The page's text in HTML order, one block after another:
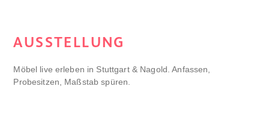
AUSSTELLUNG
Möbel live erleben in Stuttgart & Nagold. Anfassen,
Probesitzen, Maßstab spüren.